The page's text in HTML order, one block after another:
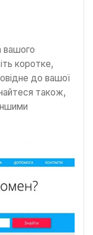
вашого
коротке,
до вашої
також,